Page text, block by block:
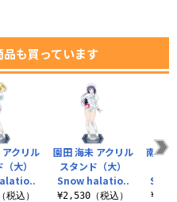
も買っています
クリル
大）
込）
園田 海未 アクリル
スタンド（大）
Snow halatio..
¥2,530（税込）
南 こ